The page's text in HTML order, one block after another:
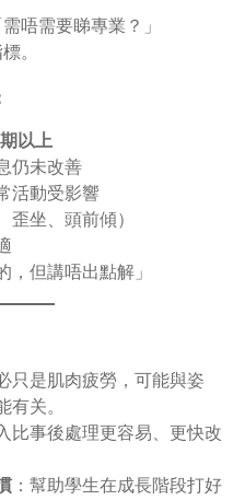
唔需要睇專業？」
。
以上
仍未改善
活動受影響
坐、頭前傾）
，但講唔出點解」
只是肌肉疲勞，可能與姿
关。
比事後處理更容易、更快改
：幫助學生在成長階段打好